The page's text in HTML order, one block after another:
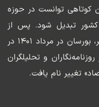
کوتاهی توانست در حوزه
کشور تبدیل شود. پس از
حدود دو و نیم سال فعالیت مستمر، بورسان در مرداد ۱۴۰۱ در
و تحلیلگران
تغییر نام یافت.